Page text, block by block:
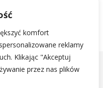
komfort
reklamy
Klikając "Akceptuj
przez nas plików